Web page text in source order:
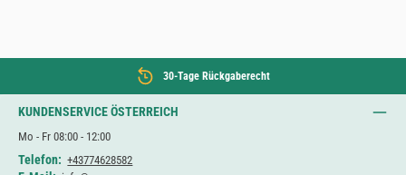
30-Tage Rückgaberecht
KUNDENSERVICE ÖSTERREICH
Mo - Fr 08:00 - 12:00
Telefon: +43774628582